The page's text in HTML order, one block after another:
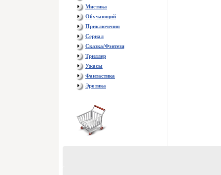
Мистика
Обучающий
Приключения
Сериал
Сказка/Фэнтези
Триллер
Ужасы
Фантастика
Эротика